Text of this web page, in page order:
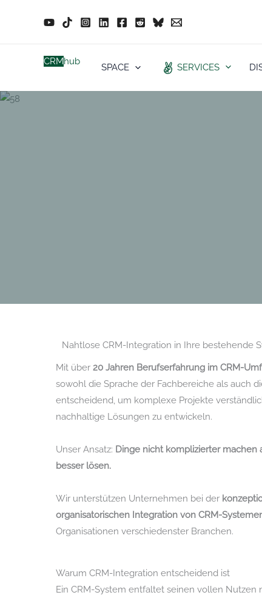
CRMhub
SPACE SERVICES
Nahtlose CRM-Integration in Ihre bestehende
Mit über 20 Jahren Berufserfahrung im CRM-
sowohl die Sprache der Fachbereiche als auch
entscheidend, um komplexe Projekte
nachhaltige Lösungen zu entwickeln.
Unser Ansatz: Dinge nicht komplizierter machen
besser lösen.
Wir unterstützen Unternehmen bei der
organisatorischen Integration von CRM-
Organisationen verschiedenster Branchen.
Warum CRM-Integration entscheidend ist
Ein CRM-System entfaltet seinen vollen Nutzen